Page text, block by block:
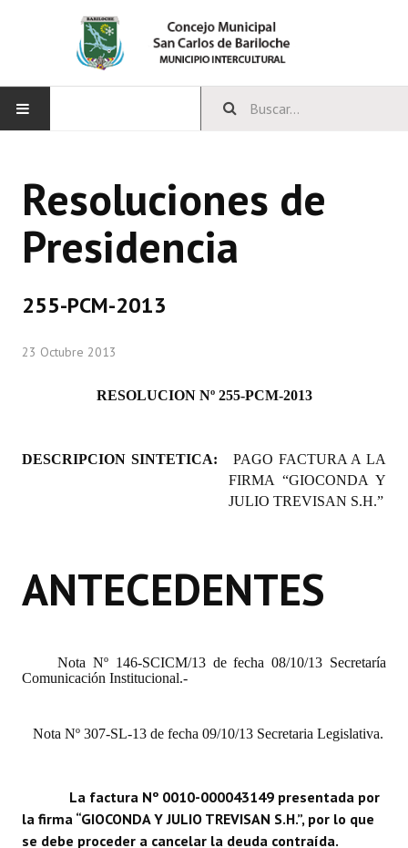
CONCEJO
Bloques Políticos
Comisiones Permanentes
Comisiones Especiales
Concejales Mandato Cumplido
LEGISLACIÓN
Carta Orgánica 2007
Digesto
DOCUMENTOS
Proyectos Presentados
Resoluciones de
Presidencia
255-PCM-2013
23 Octubre 2013
RESOLUCION Nº 255-PCM-2013
DESCRIPCION SINTETICA:
PAGO FACTURA A LA
FIRMA “GIOCONDA Y
JULIO TREVISAN S.H.”
ANTECEDENTES
Nota Nº 146-SCICM/13 de fecha 08/10/13 Secretaría
Comunicación Institucional.-
Nota Nº 307-SL-13 de fecha 09/10/13 Secretaria Legislativa.
La factura Nº 0010-000043149 presentada por
la firma “GIOCONDA Y JULIO TREVISAN S.H.”, por lo que
se debe proceder a cancelar la deuda contraída.